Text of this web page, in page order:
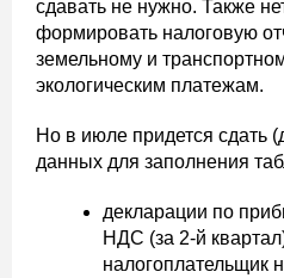
сдавать не нужно. Также
формировать налоговую
земельному и
экологическим платежам.
Но в июле придется сдать
данных для заполнения
декларации по
НДС (за 2-й
налогоплательщик